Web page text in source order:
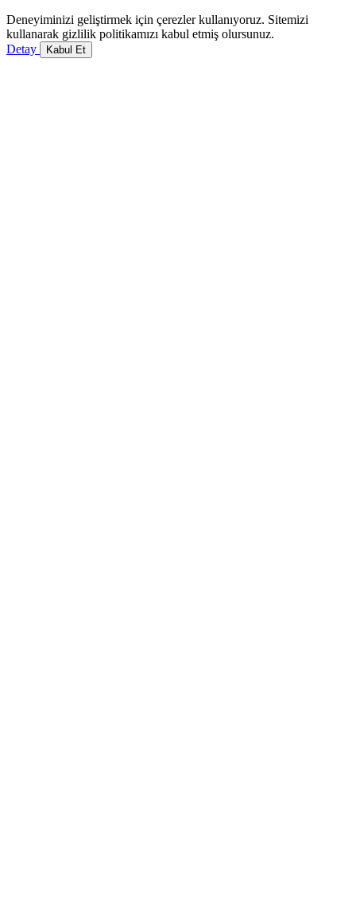
Deneyiminizi geliştirmek için çerezler kullanıyoruz. Sitemizi
kullanarak gizlilik politikamızı kabul etmiş olursunuz.
Detay
Kabul Et